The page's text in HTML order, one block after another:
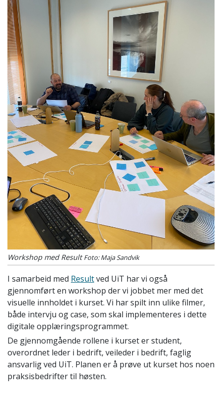
Workshop med ResultFoto: Maja Sandvik
I samarbeid med Resultved UiT har vi også
gjennomført en workshop der vi jobbet mer med det
visuelle innholdet i kurset. Vi har spilt inn ulike filmer,
både intervju og case, som skal implementeres i dette
digitale opplæringsprogrammet.
De gjennomgående rollene i kurset er student,
overordnet leder i bedrift, veileder i bedrift, faglig
ansvarlig ved UiT. Planen er å prøve ut kurset hos noen
praksisbedrifter til høsten.